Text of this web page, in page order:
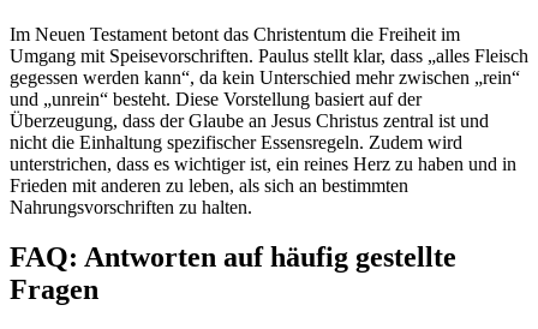
Im Neuen Testament betont das Christentum die Freiheit im
Umgang mit Speisevorschriften. Paulus stellt klar, dass „alles Fleisch
gegessen werden kann“, da kein Unterschied mehr zwischen „rein“
und „unrein“ besteht. Diese Vorstellung basiert auf der
Überzeugung, dass der Glaube an Jesus Christus zentral ist und
nicht die Einhaltung spezifischer Essensregeln. Zudem wird
unterstrichen, dass es wichtiger ist, ein reines Herz zu haben und in
Frieden mit anderen zu leben, als sich an bestimmten
Nahrungsvorschriften zu halten.
FAQ: Antworten auf häufig gestellte
Fragen